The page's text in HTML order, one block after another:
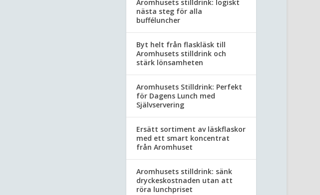
Aromhusets stilldrink: logiskt
nästa steg för alla
bufféluncher
Byt helt från flaskläsk till
Aromhusets stilldrink och
stärk lönsamheten
Aromhusets Stilldrink: Perfekt
för Dagens Lunch med
Självservering
Ersätt sortiment av läskflaskor
med ett smart koncentrat
från Aromhuset
Aromhusets stilldrink: sänk
dryckeskostnaden utan att
röra lunchpriset